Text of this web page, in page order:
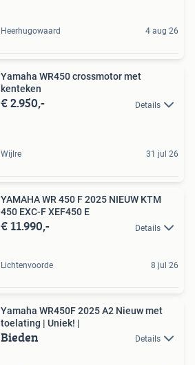
Heerhugowaard 4 aug 26
Yamaha WR450 crossmotor met
kenteken
€ 2.950,- Details
Wijlre 31 jul 26
YAMAHA WR 450 F 2025 NIEUW KTM
450 EXC-F XEF450 E
€ 11.990,- Details
Lichtenvoorde 8 jul 26
Yamaha WR450F 2025 A2 Nieuw met
toelating | Uniek! |
Bieden Details